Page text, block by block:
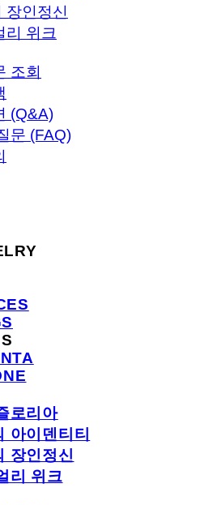
장인정신
리 위크
조회
(Q&A)
문 (FAQ)
로리아
아이덴티티
장인정신
리 위크